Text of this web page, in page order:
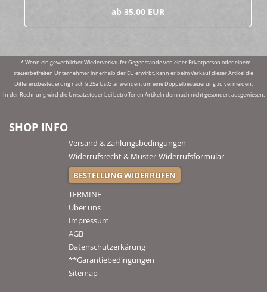
ab 35,00 EUR
* Wenn ein gewerblicher Wiederverkaufer Gegenstände von einer Privatperson oder einem
steuerbefreiten Unternehmer innerhalb der EU erwirbt, kann er beim Verkauf dieser Artikel die
Differenzbesteuerung nach § 25a UstG anwenden, um eine Doppelbesteuerung zu vermeiden.
In der Rechnung wird die Umsatzsteuer bei betroffenen Artikeln demnach nicht gesondert ausgewiesen.
SHOP INFO
Versand & Zahlungsbedingungen
Widerrufsrecht & Muster-Widerrufsformular
BESTELLUNG WIDERRUFEN
TERMINE
Über uns
Impressum
AGB
Datenschutzerkärung
**Garantiebedingungen
Sitemap